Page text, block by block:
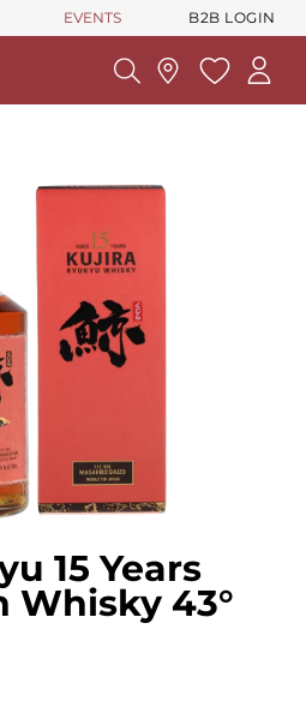
EVENTS B2B LOGIN
15 Years
Whisky 43°